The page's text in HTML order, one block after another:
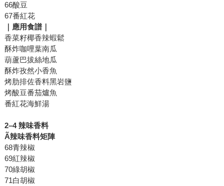
66酸豆
67番紅花
｜應用食譜｜
香菜籽椰香辣蝦鬆
酥炸咖哩葉南瓜
葫蘆巴拔絲地瓜
酥炸孜然小香魚
烤肋排佐香料黑岩鹽
烤酸豆番茄爐魚
番紅花海鮮湯
2–4辣味香料
Ã辣味香料矩陣
68青辣椒
69紅辣椒
70綠胡椒
71白胡椒